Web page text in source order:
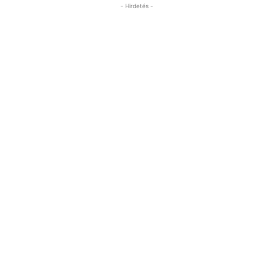
- Hirdetés -